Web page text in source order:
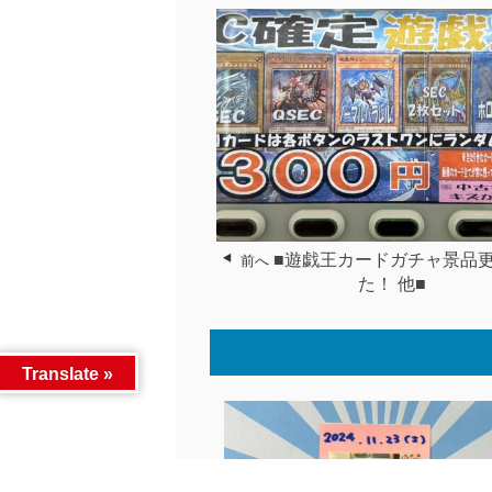
前へ ■遊戯王カードガチャ景品
た！ 他■
Translate »